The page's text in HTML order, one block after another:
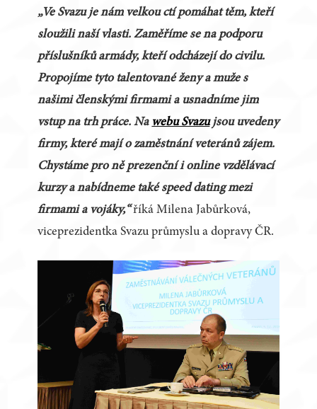
„Ve Svazu je nám velkou ctí pomáhat těm, kteří
sloužili naší vlasti. Zaměříme se na podporu
příslušníků armády, kteří odcházejí do civilu.
Propojíme tyto talentované ženy a muže s
našimi členskými firmami a usnadníme jim
vstup na trh práce. Na webu Svazujsou uvedeny
firmy, které mají o zaměstnání veteránů zájem.
Chystáme pro ně prezenční i online vzdělávací
kurzy a nabídneme také speed dating mezi
firmami a vojáky,“říká Milena Jabůrková,
viceprezidentka Svazu průmyslu a dopravy ČR.